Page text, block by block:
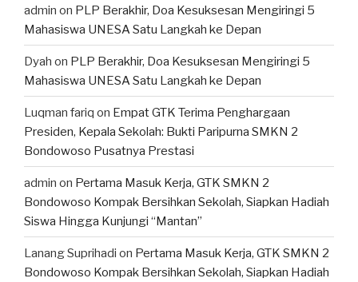
admin on PLP Berakhir, Doa Kesuksesan Mengiringi 5
Mahasiswa UNESA Satu Langkah ke Depan
Dyah on PLP Berakhir, Doa Kesuksesan Mengiringi 5
Mahasiswa UNESA Satu Langkah ke Depan
Luqman fariq on Empat GTK Terima Penghargaan
Presiden, Kepala Sekolah: Bukti Paripurna SMKN 2
Bondowoso Pusatnya Prestasi
admin on Pertama Masuk Kerja, GTK SMKN 2
Bondowoso Kompak Bersihkan Sekolah, Siapkan Hadiah
Siswa Hingga Kunjungi “Mantan”
Lanang Suprihadi on Pertama Masuk Kerja, GTK SMKN 2
Bondowoso Kompak Bersihkan Sekolah, Siapkan Hadiah